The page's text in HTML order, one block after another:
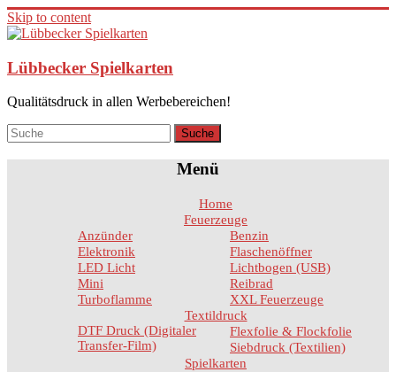
Skip to content
Lübbecker Spielkarten
Qualitätsdruck in allen Werbebereichen!
Menü
Home
Feuerzeuge
Anzünder
Benzin
Elektronik
Flaschenöffner
LED Licht
Lichtbogen (USB)
Mini
Reibrad
Turboflamme
XXL Feuerzeuge
Textildruck
DTF Druck (Digitaler
Transfer-Film)
Flexfolie & Flockfolie
Siebdruck (Textilien)
Spielkarten